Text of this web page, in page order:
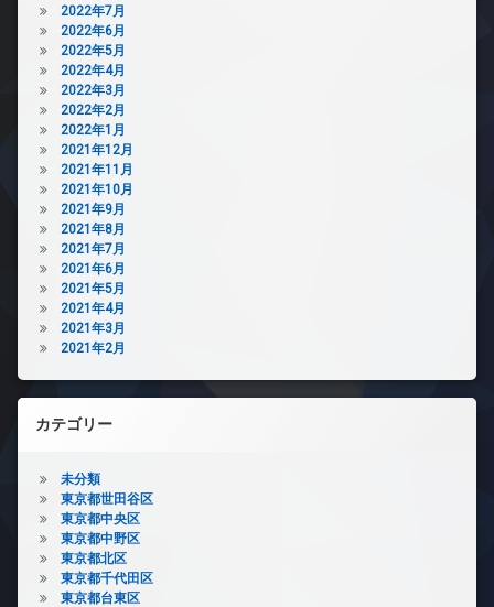
2022年7月
2022年6月
2022年5月
2022年4月
2022年3月
2022年2月
2022年1月
2021年12月
2021年11月
2021年10月
2021年9月
2021年8月
2021年7月
2021年6月
2021年5月
2021年4月
2021年3月
2021年2月
カテゴリー
未分類
東京都世田谷区
東京都中央区
東京都中野区
東京都北区
東京都千代田区
東京都台東区